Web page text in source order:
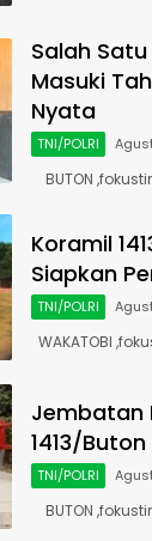
Salah Satu
Masuki
Nyata
TNI/POLRI
BUTON
Koramil
Siapkan
TNI/POLRI
WAKATOBI
Jembatan
1413/
TNI/POLRI
BUTON